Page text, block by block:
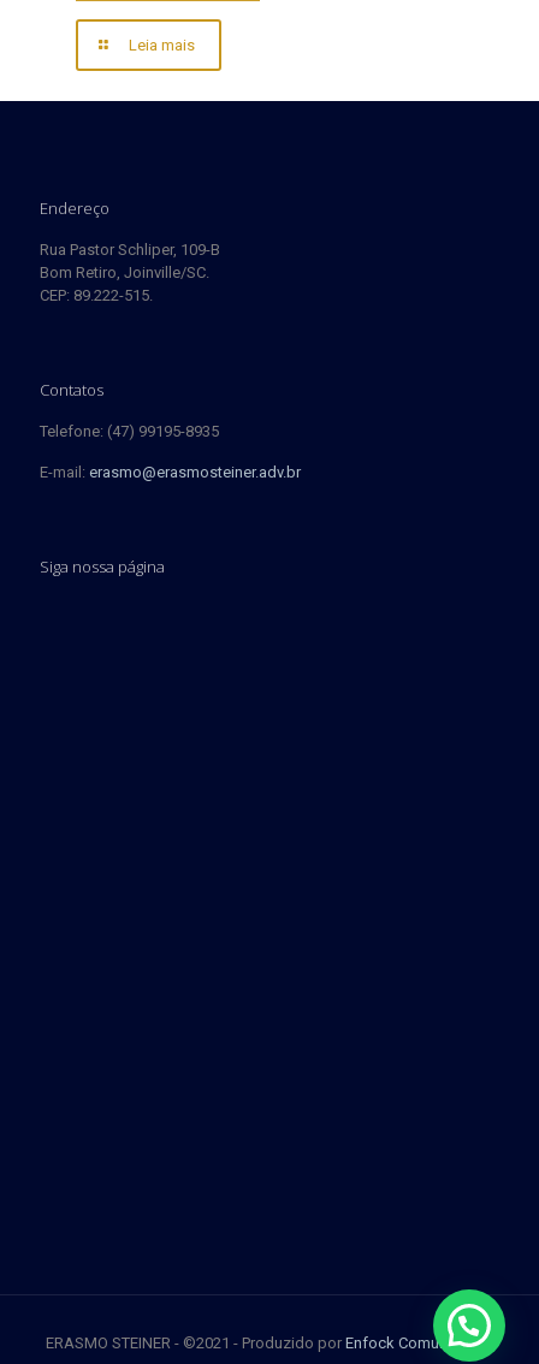
Leia mais
Endereço
Rua Pastor Schliper, 109-B
Bom Retiro, Joinville/SC.
CEP: 89.222-515.
Contatos
Telefone: (47) 99195-8935
E-mail: erasmo@erasmosteiner.adv.br
Siga nossa página
ERASMO STEINER - ©2021 - Produzido por Enfock Comunicação